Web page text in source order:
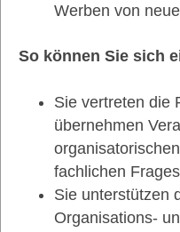
Werben von
So können Sie sich
Sie vertreten die
übernehmen
fachlichen
Sie unterstützen
Organisations-